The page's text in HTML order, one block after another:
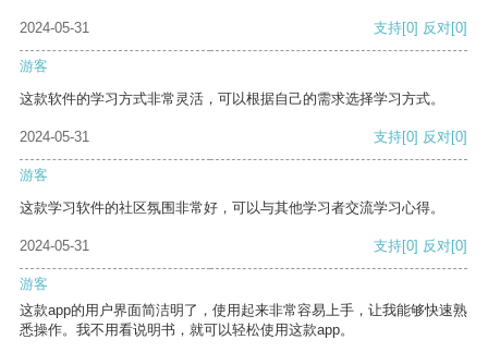
2024-05-31 支持[0] 反对[0]
游客
这款软件的学习方式非常灵活，可以根据自己的需求选择学习方式。
2024-05-31 支持[0] 反对[0]
游客
这款学习软件的社区氛围非常好，可以与其他学习者交流学习心得。
2024-05-31 支持[0] 反对[0]
游客
这款app的用户界面简洁明了，使用起来非常容易上手，让我能够快速熟
悉操作。我不用看说明书，就可以轻松使用这款app。